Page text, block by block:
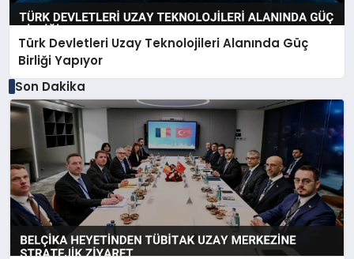
Türk Devletleri Uzay Teknolojileri Alanında Güç
Birliği Yapıyor
Son Dakika